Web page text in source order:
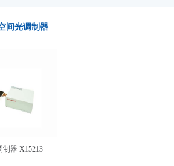
制器 X15213
间光调制器